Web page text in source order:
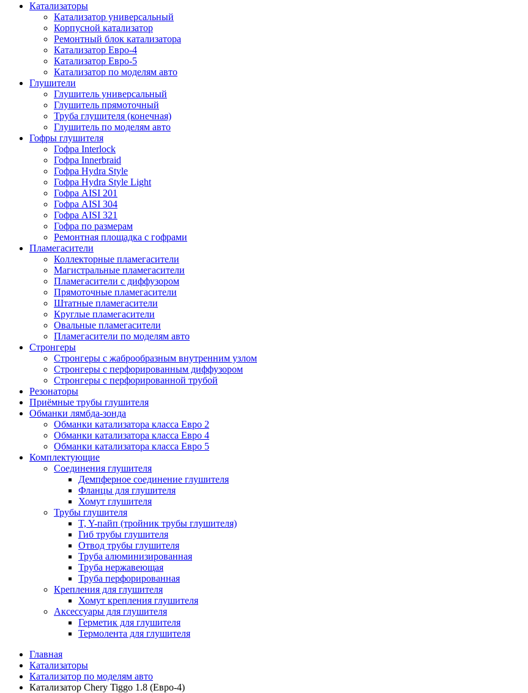
Катализаторы
Катализатор универсальный
Корпусной катализатор
Ремонтный блок катализатора
Катализатор Евро-4
Катализатор Евро-5
Катализатор по моделям авто
Глушители
Глушитель универсальный
Глушитель прямоточный
Труба глушителя (конечная)
Глушитель по моделям авто
Гофры глушителя
Гофра Interlock
Гофра Innerbraid
Гофра Hydra Style
Гофра Hydra Style Light
Гофра AISI 201
Гофра AISI 304
Гофра AISI 321
Гофра по размерам
Ремонтная площадка с гофрами
Пламегасители
Коллекторные пламегасители
Магистральные пламегасители
Пламегасители с диффузором
Прямоточные пламегасители
Штатные пламегасители
Круглые пламегасители
Овальные пламегасители
Пламегасители по моделям авто
Стронгеры
Стронгеры с жаброобразным внутренним узлом
Стронгеры с перфорированным диффузором
Стронгеры с перфорированной трубой
Резонаторы
Приёмные трубы глушителя
Обманки лямбда-зонда
Обманки катализатора класса Евро 2
Обманки катализатора класса Евро 4
Обманки катализатора класса Евро 5
Комплектующие
Соединения глушителя
Демпферное соединение глушителя
Фланцы для глушителя
Хомут глушителя
Трубы глушителя
T, Y-пайп (тройник трубы глушителя)
Гиб трубы глушителя
Отвод трубы глушителя
Труба алюминизированная
Труба нержавеющая
Труба перфорированная
Крепления для глушителя
Хомут крепления глушителя
Аксессуары для глушителя
Герметик для глушителя
Термолента для глушителя
Главная
Катализаторы
Катализатор по моделям авто
Катализатор Chery Tiggo 1.8 (Евро-4)